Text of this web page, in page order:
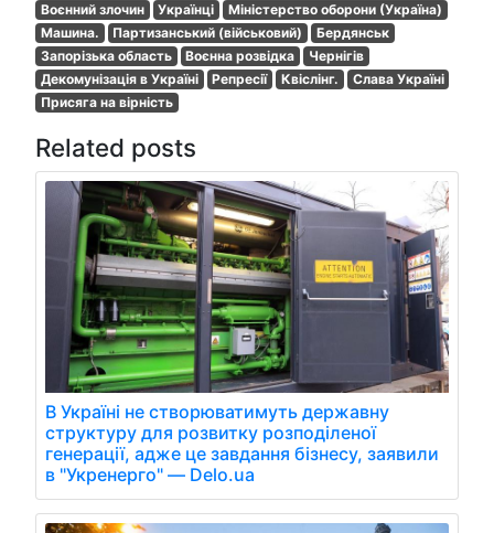
Воєнний злочин Українці
Міністерство оборони (Україна)
Машина.
Партизанський (військовий)
Бердянськ
Запорізька область
Воєнна розвідка
Чернігів
Декомунізація в Україні
Репресії Квіслінг.
Слава Україні
Присяга на вірність
Related posts
В Україні не створюватимуть державну
структуру для розвитку розподіленої
генерації, адже це завдання бізнесу, заявили
в "Укренерго" — Delo.ua